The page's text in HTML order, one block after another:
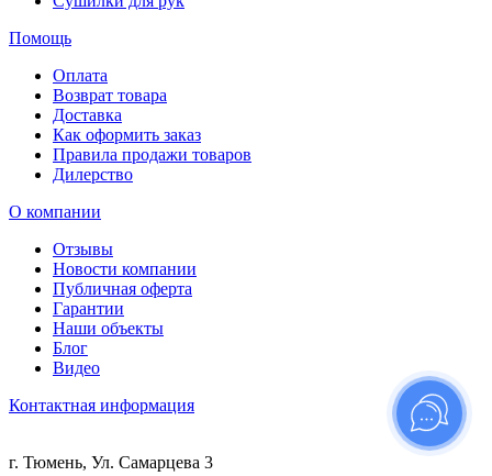
Помощь
Оплата
Возврат товара
Доставка
Как оформить заказ
Правила продажи товаров
Дилерство
О компании
Отзывы
Новости компании
Публичная оферта
Гарантии
Наши объекты
Блог
Видео
Контактная информация
г. Тюмень, Ул. Самарцева 3